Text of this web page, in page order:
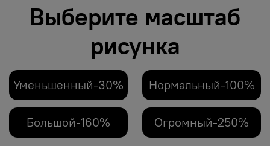
Выберите масштаб
рисунка
Уменьшенный-30% Нормальный-100%
Большой-160% Огромный-250%